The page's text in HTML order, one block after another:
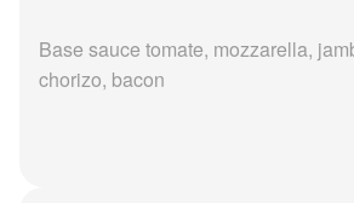
Base sauce tomate, mozzarella,
chorizo, bacon